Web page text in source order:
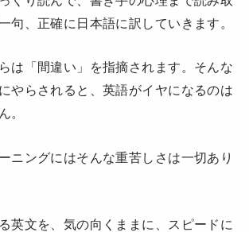
句、正確に日本語に訳していきます。
は「間違い」を指摘されます。そんな
やらされると、英語がイヤになるのは
。
ニングにはそんな重苦しさは一切あり
英文を、気の向くままに、スピードに